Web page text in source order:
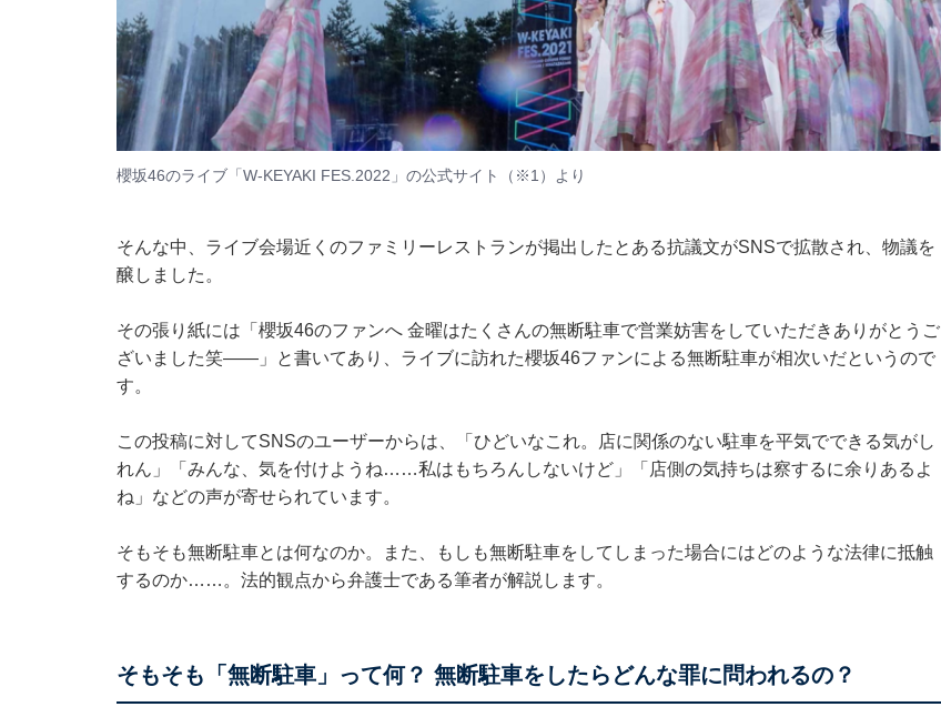
櫻坂46のライブ「W-KEYAKI FES.2022」の公式サイト （※1）より
そんな中、 ライブ会場近くのファミリーレストランが掲出したとある抗議文がSNSで拡散され、物議を
醸しました。
その張り紙には「櫻坂46のファンへ 金曜はたくさんの無断駐車で営業妨害をしていただきありがとうご
ざいました笑――」と書いてあり、ライブに訪れた櫻坂46ファンによる無断駐車が相次いだというので
す。
この投稿に対してSNSのユーザーからは、「ひどいなこれ。店に関係のない駐車を平気でできる気がし
れん」「みんな、気を付けようね……私はもちろんしないけど」「店側の気持ちは察するに余りあるよ
ね」などの声が寄せられています。
そもそも無断駐車とは何なのか。また、もしも無断駐車をしてしまった場合にはどのような法律に抵触
するのか……。法的観点から弁護士である筆者が解説します。
そもそも「無断駐車」って何？ 無断駐車をしたらどんな罪に問われるの？